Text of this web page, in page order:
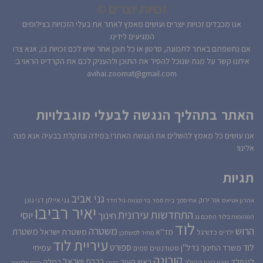
אנו מכבדים זכויות יוצרים ועושים מאמץ לאתר את בעלי הזכויות בצילומים
המגיעים לידינו.
אם נחשפתם באתר לתמונה, סרטון או כל תוכן אחר שיש לכם זכויות בו, אנא צרו
איתנו קשר על מנת שנוכל להסיר את התוכן ולהעניק לכם את הקרדיט הראוי ב:
avihai.zoomat@gmail.com
האתר בתהליך הנגשה לבעלי מוגבלויות
אנו עושים כל מאמץ להשלים את הנגשת האתר! במידה ונתקלת בבעיה אנא פנה
אלינו!
תגיות
אהרון אטיאס אור ירוק אחיסמך בית ספר בר מצווה גיל חדד גני אביב גני איילון דני גונן
המהומות בלוד הסכם גג התחדשות עירוניתחינוך יאיר רביבו יוסי
הרוש ילדים כדורגל לוד מד''א מחיר למשתכן משטרה משטרת ישראל משטרת
לוד משרד החינוך נדל''ן סטודנטים סמים ספורט עיריית לוד עמיחי